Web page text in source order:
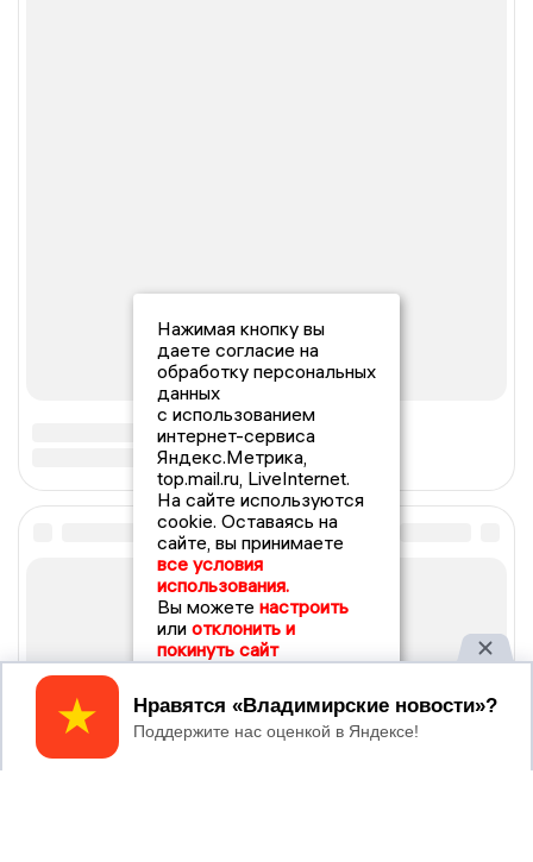
Нажимая кнопку вы
даете согласие на
обработку персональных
данных
с использованием
интернет-сервиса
Яндекс.Метрика,
top.mail.ru, LiveInternet.
На сайте используются
cookie. Оставаясь на
сайте, вы принимаете
все условия
использования.
Вы можете настроить
или отклонить и
покинуть сайт
Принять